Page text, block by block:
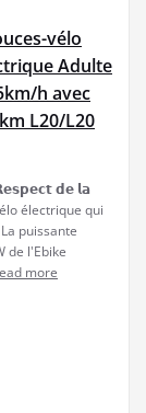
vélo
Adulte
h avec
L20/L20
𝗱𝗲 𝗹𝗮
électrique qui
puissante
de l'Ebike
more